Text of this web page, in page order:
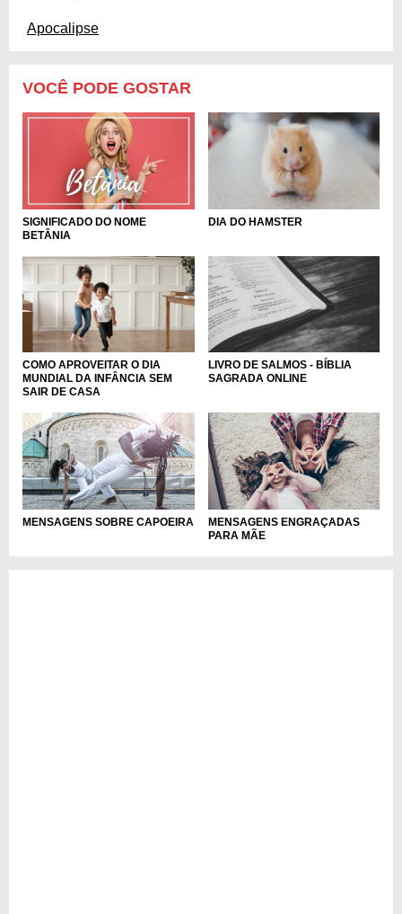
Apocalipse
VOCÊ PODE GOSTAR
SIGNIFICADO DO NOME
BETÂNIA
DIA DO HAMSTER
COMO APROVEITAR O DIA
MUNDIAL DA INFÂNCIA SEM
SAIR DE CASA
LIVRO DE SALMOS - BÍBLIA
SAGRADA ONLINE
MENSAGENS SOBRE CAPOEIRA
MENSAGENS ENGRAÇADAS
PARA MÃE